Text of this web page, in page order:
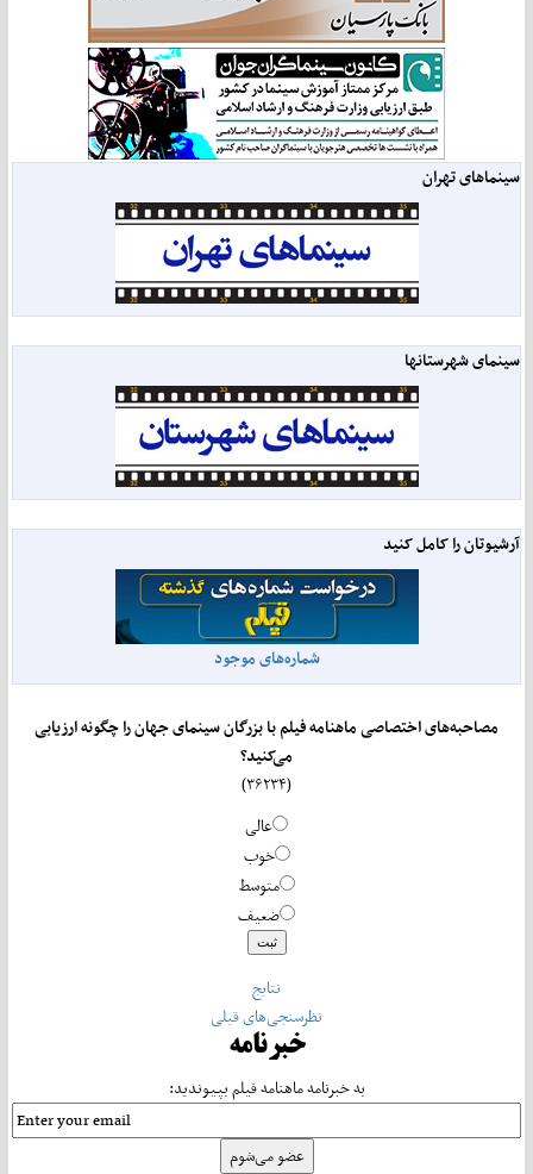
سینماهای تهران
سینمای شهرستانها
آرشیوتان را کامل کنید
شماره‌های موجود
مصاحبه‌های اختصاصی ماهنامه فیلم با بزرگان سینمای جهان را چگونه ارزیابی
می‌کنید؟
عالی
خوب
متوسط
ضعیف
نتایج
نظرسنجی‌های قبلی
خبرنامه
به خبرنامه ماهنامه فیلم بپیوندید: